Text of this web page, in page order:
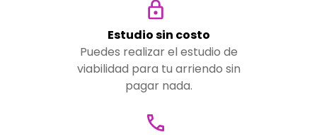
Estudio sin costo
Puedes realizar el estudio de
viabilidad para tu arriendo sin
pagar nada.